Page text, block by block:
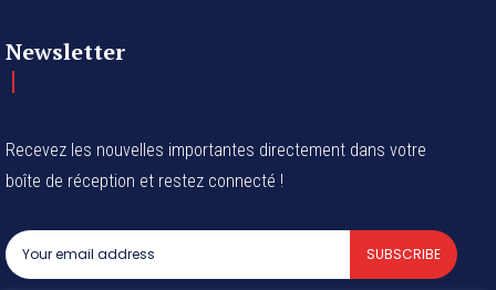
Newsletter
Recevez les nouvelles importantes directement dans votre
boîte de réception et restez connecté !
SUBSCRIBE